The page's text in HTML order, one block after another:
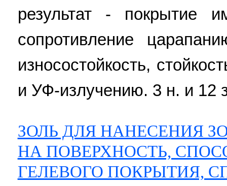
результат - покрытие
сопротивление
износостойкость,
и УФ-излучению. 3 н. и 12
ЗОЛЬ ДЛЯ НАНЕСЕНИЯ
НА ПОВЕРХНОСТЬ,
ГЕЛЕВОГО ПОКРЫТИЯ,